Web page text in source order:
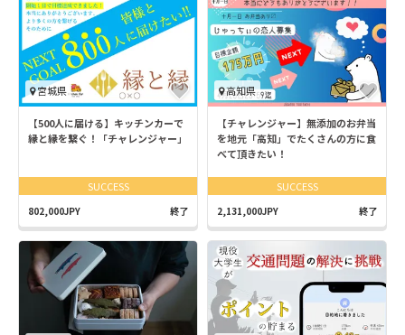
宮城県
【500人に届ける】キッチンカーで
縁と縁を繋ぐ！「チャレンジャー」
SUCCESS
802,000JPY 終了
高知県
【チャレンジャー】無添加のお弁当
を地元「高知」でたくさんの方に食
べて頂きたい！
SUCCESS
2,131,000JPY 終了